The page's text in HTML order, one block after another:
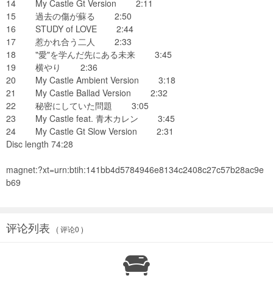
14 My Castle Gt Version 2:11
15 過去の傷が蘇る 2:50
16 STUDY of LOVE 2:44
17 惹かれ合う二人 2:33
18 "愛"を学んだ先にある未来 3:45
19 横やり 2:36
20 My Castle Ambient Version 3:18
21 My Castle Ballad Version 2:32
22 秘密にしていた問題 3:05
23 My Castle feat. 青木カレン 3:45
24 My Castle Gt Slow Version 2:31
Disc length 74:28
magnet:?xt=urn:btih:141bb4d5784946e8134c2408c27c57b28ac9e
b69
评论列表 ( 评论0 )
